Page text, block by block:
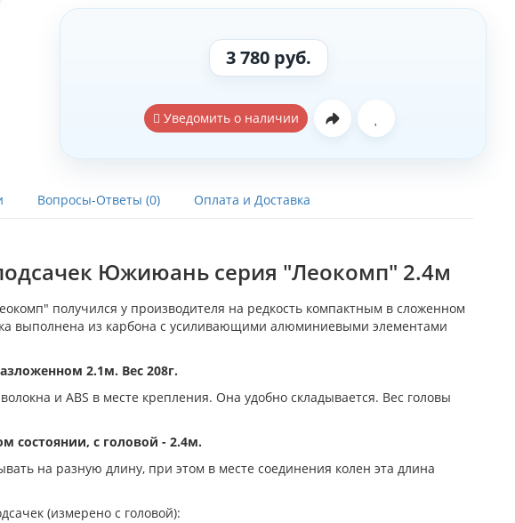
3 780 руб.
Уведомить о наличии
Вопросы-Ответы (0) Оплата и Доставка
Южиюань серия "Леокомп" 2.4м
получился у производителя на редкость компактным в сложенном
выполнена из карбона с усиливающими алюминиевыми элементами
2.1м. Вес 208г.
и ABS в месте крепления. Она удобно складывается. Вес головы
состоянии, с головой - 2.4м.
на разную длину, при этом в месте соединения колен эта длина
(измерено с головой):